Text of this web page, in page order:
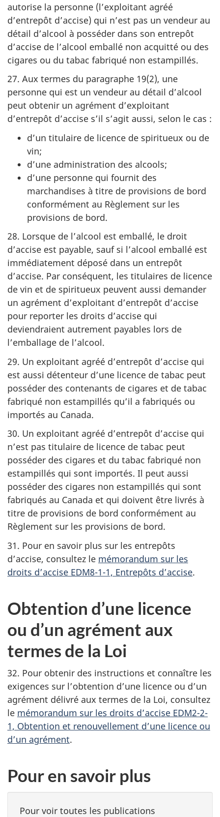
autorise la personne (l’exploitant agréé
d’entrepôt d’accise) qui n’est pas un vendeur au
détail d’alcool à posséder dans son entrepôt
d’accise de l’alcool emballé non acquitté ou des
cigares ou du tabac fabriqué non estampillés.
27. Aux termes du paragraphe 19(2), une
personne qui est un vendeur au détail d’alcool
peut obtenir un agrément d’exploitant
d’entrepôt d’accise s’il s’agit aussi, selon le cas :
d’un titulaire de licence de spiritueux ou de
vin;
d’une administration des alcools;
d’une personne qui fournit des
marchandises à titre de provisions de bord
conformément au Règlement sur les
provisions de bord.
28. Lorsque de l’alcool est emballé, le droit
d’accise est payable, sauf si l’alcool emballé est
immédiatement déposé dans un entrepôt
d’accise. Par conséquent, les titulaires de licence
de vin et de spiritueux peuvent aussi demander
un agrément d’exploitant d’entrepôt d’accise
pour reporter les droits d’accise qui
deviendraient autrement payables lors de
l’emballage de l’alcool.
29. Un exploitant agréé d’entrepôt d’accise qui
est aussi détenteur d’une licence de tabac peut
posséder des contenants de cigares et de tabac
fabriqué non estampillés qu’il a fabriqués ou
importés au Canada.
30. Un exploitant agréé d’entrepôt d’accise qui
n’est pas titulaire de licence de tabac peut
posséder des cigares et du tabac fabriqué non
estampillés qui sont importés. Il peut aussi
posséder des cigares non estampillés qui sont
fabriqués au Canada et qui doivent être livrés à
titre de provisions de bord conformément au
Règlement sur les provisions de bord.
31. Pour en savoir plus sur les entrepôts
d’accise, consultez le mémorandum sur les
droits d’accise EDM8-1-1, Entrepôts d’accise.
Obtention d’une licence
ou d’un agrément aux
termes de la Loi
32. Pour obtenir des instructions et connaître les
exigences sur l’obtention d’une licence ou d’un
agrément délivré aux termes de la Loi, consultez
le mémorandum sur les droits d’accise EDM2-2-
1, Obtention et renouvellement d’une licence ou
d’un agrément.
Pour en savoir plus
Pour voir toutes les publications